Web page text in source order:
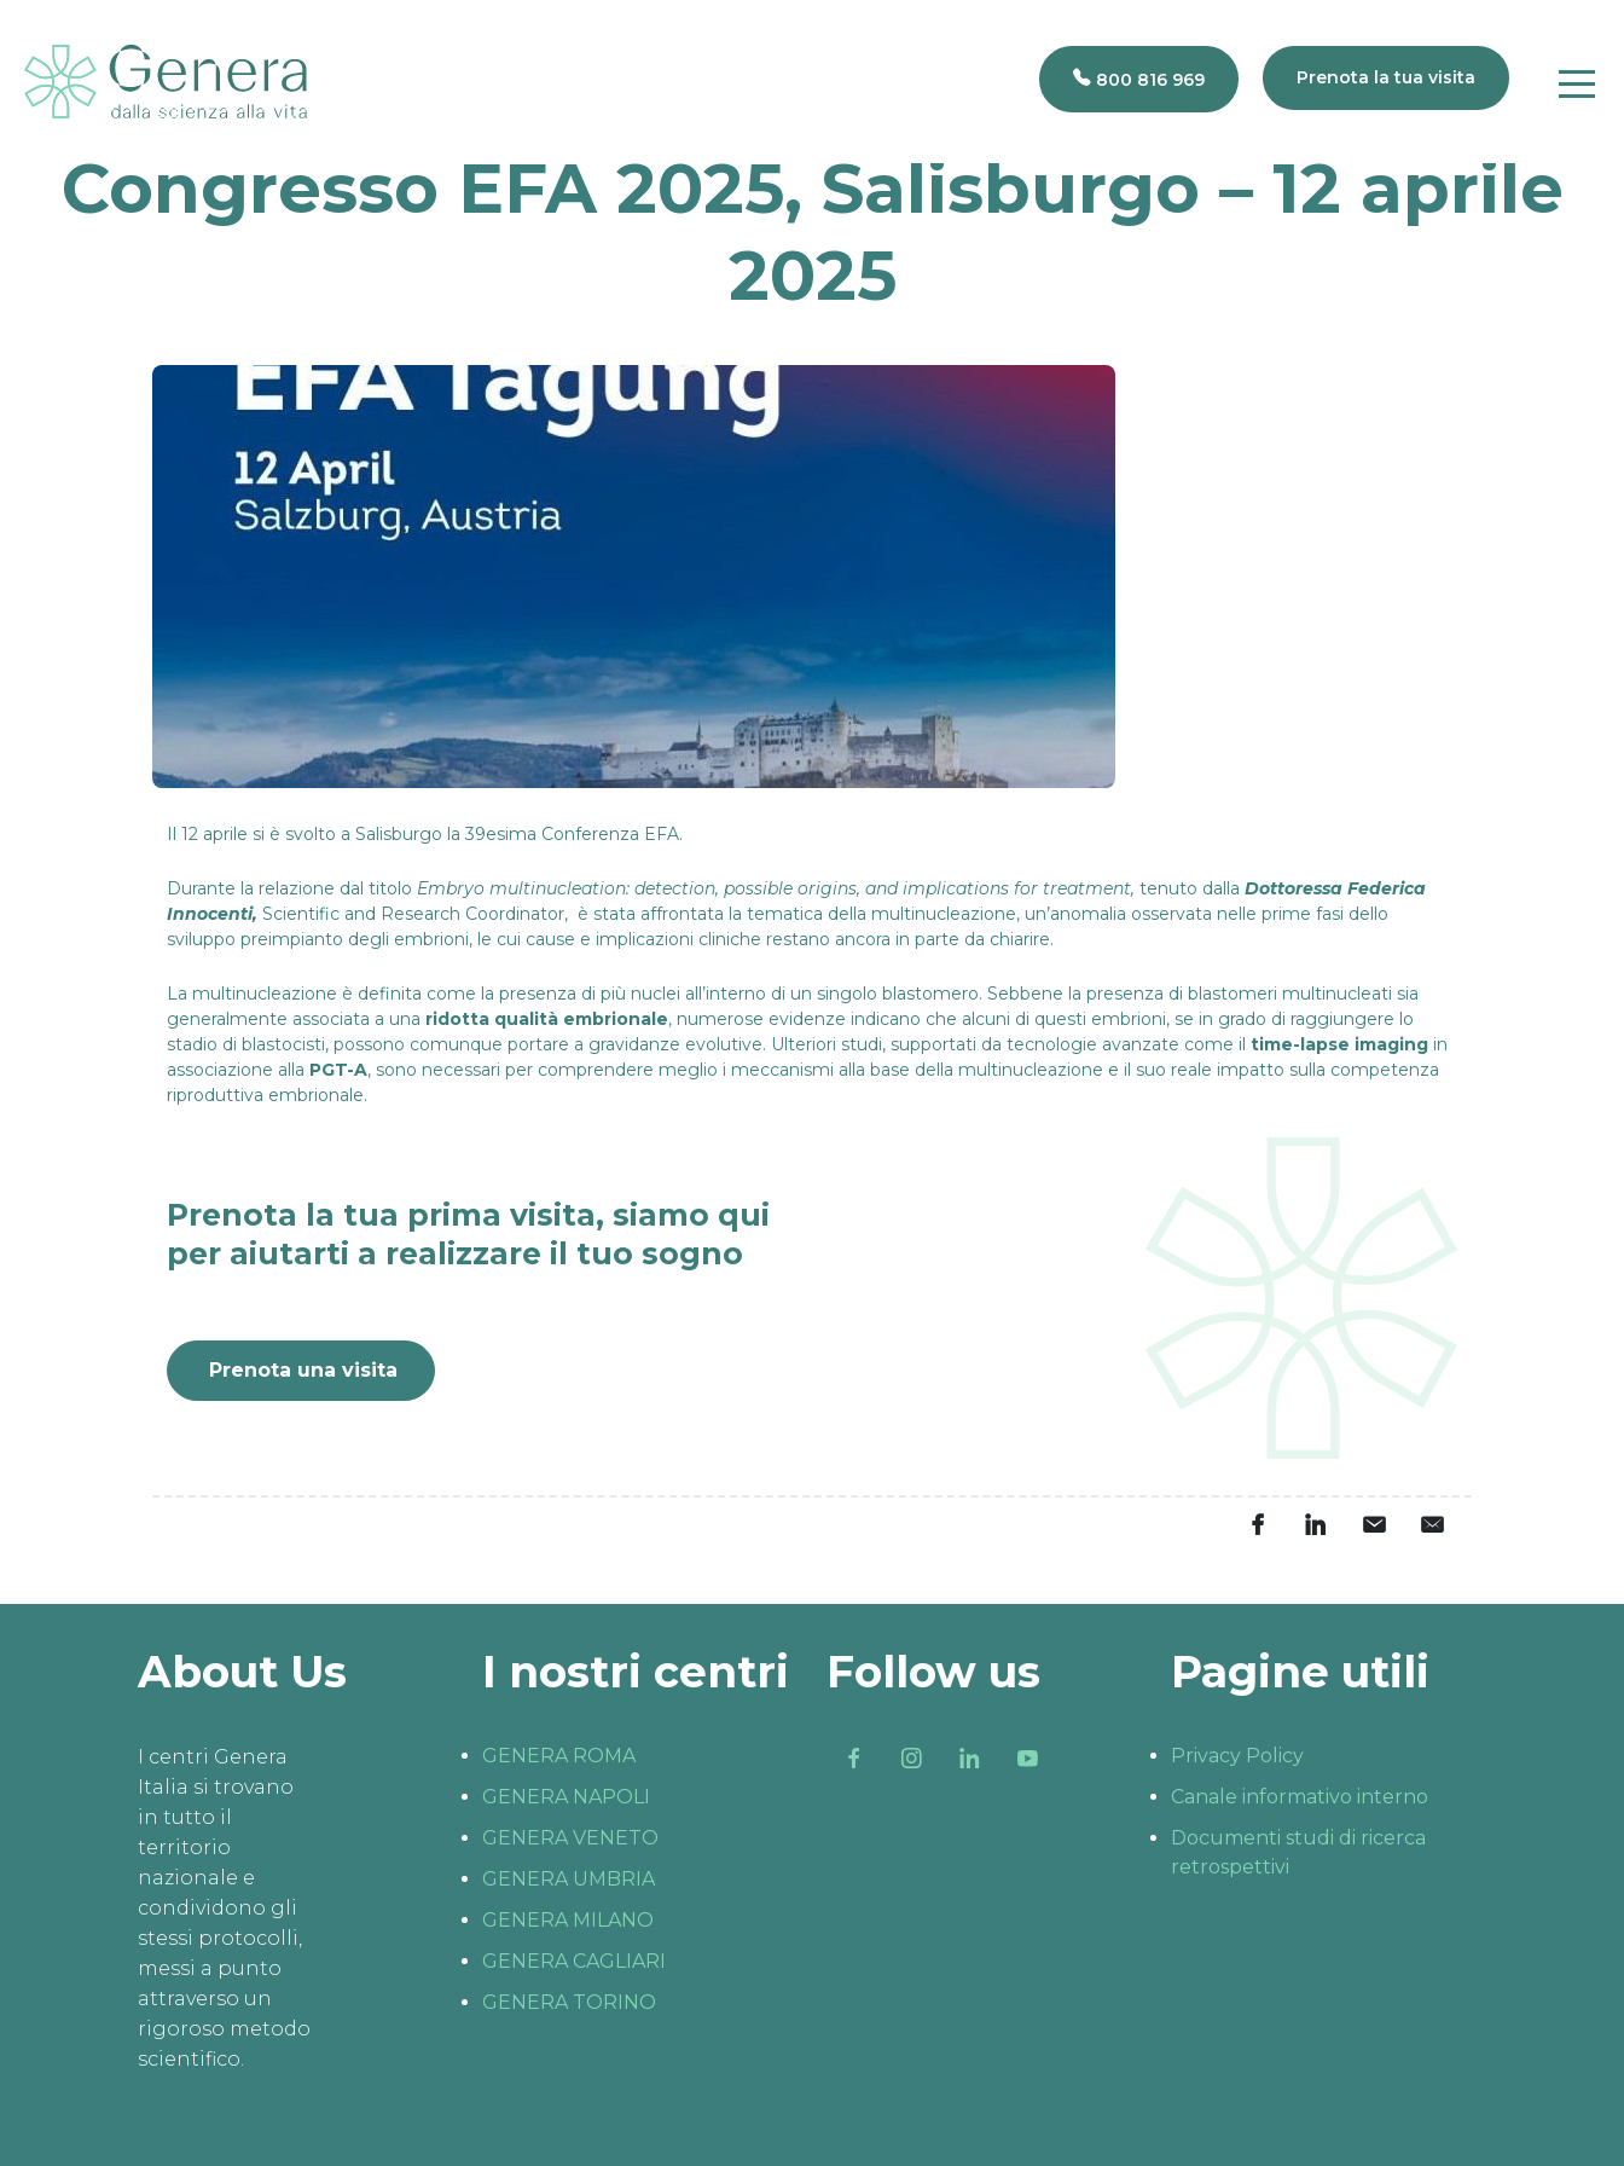
800 816 969 Prenota la tua visita
Congresso EFA 2025, Salisburgo – 12 aprile
2025
Il 12 aprile si è svolto a Salisburgo la 39esima Conferenza EFA.
Durante la relazione dal titolo Embryo multinucleation: detection, possible origins, and implications for treatment, tenuto dalla Dottoressa Federica
Innocenti, Scientific and Research Coordinator, è stata affrontata la tematica della multinucleazione, un’anomalia osservata nelle prime fasi dello
sviluppo preimpianto degli embrioni, le cui cause e implicazioni cliniche restano ancora in parte da chiarire.
La multinucleazione è definita come la presenza di più nuclei all’interno di un singolo blastomero. Sebbene la presenza di blastomeri multinucleati sia
generalmente associata a una ridotta qualità embrionale, numerose evidenze indicano che alcuni di questi embrioni, se in grado di raggiungere lo
stadio di blastocisti, possono comunque portare a gravidanze evolutive. Ulteriori studi, supportati da tecnologie avanzate come il time-lapse imaging in
associazione alla PGT-A, sono necessari per comprendere meglio i meccanismi alla base della multinucleazione e il suo reale impatto sulla competenza
riproduttiva embrionale.
Prenota la tua prima visita, siamo qui
per aiutarti a realizzare il tuo sogno
Prenota una visita
About Us
I centri Genera
Italia si trovano
in tutto il
territorio
nazionale e
condividono gli
stessi protocolli,
messi a punto
attraverso un
rigoroso metodo
scientifico.
I nostri centri
GENERA ROMA
GENERA NAPOLI
GENERA VENETO
GENERA UMBRIA
GENERA MILANO
GENERA CAGLIARI
GENERA TORINO
Follow us Pagine utili
Privacy Policy
Canale informativo interno
Documenti studi di ricerca
retrospettivi